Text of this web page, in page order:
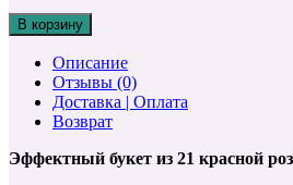
В корзину
Описание
Отзывы (0)
Доставка | Оплата
Возврат
Эффектный букет из 21 красной